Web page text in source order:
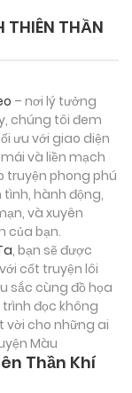
THIÊN THẦN
– nơi lý tưởng
chúng tôi đem
ưu với giao diện
và liền mạch
truyện phong phú
tình, hành động,
và xuyên
của bạn.
, bạn sẽ được
cốt truyện lôi
sắc cùng đồ họa
đọc không
vời cho những ai
Màu
Thần Khí